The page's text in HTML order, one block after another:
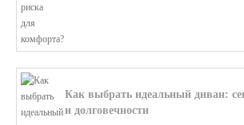
Как выбрать идеальный диван:
и долговечности